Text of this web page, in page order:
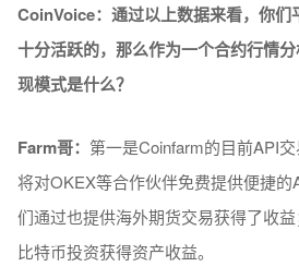
CoinVoice：通过以上数据来看，你们
十分活跃的，那么作为一个合约行情
现模式是什么？
Farm哥： 第一是Coinfarm的目前API
将对OKEX等合作伙伴免费提供便捷
们通过也提供海外期货交易获得了收
比特币投资获得资产收益。